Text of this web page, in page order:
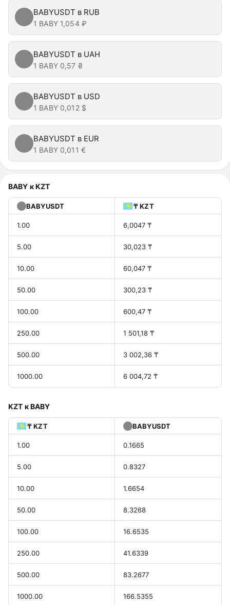
BABYUSDT в RUB
1 BABY 1,054 ₽
BABYUSDT в UAH
1 BABY 0,57 ₴
BABYUSDT в USD
1 BABY 0,012 $
BABYUSDT в EUR
1 BABY 0,011 €
BABY к KZT
BABYUSDT ₸ KZT
1.00 6,0047 ₸
5.00 30,023 ₸
10.00 60,047 ₸
50.00 300,23 ₸
100.00 600,47 ₸
250.00 1 501,18 ₸
500.00 3 002,36 ₸
1000.00 6 004,72 ₸
KZT к BABY
₸ KZT BABYUSDT
1.00 0.1665
5.00 0.8327
10.00 1.6654
50.00 8.3268
100.00 16.6535
250.00 41.6339
500.00 83.2677
1000.00 166.5355